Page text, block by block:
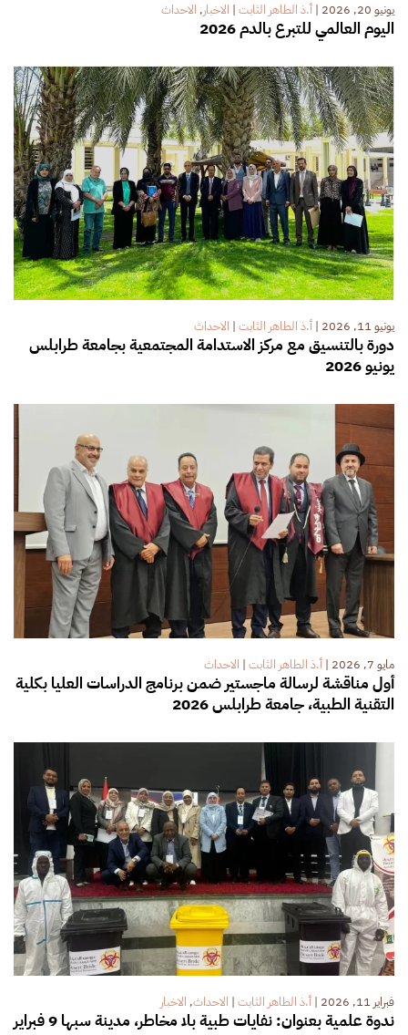
يونيو 20, 2026 | أ.ذ الطاهر الثابت | الاخبار, الاحداث
اليوم العالمي للتبرع بالدم 2026
يونيو 11, 2026 | أ.ذ الطاهر الثابت | الاحداث
دورة بالتنسيق مع مركز الاستدامة المجتمعية بجامعة طرابلس
يونيو 2026
مايو 7, 2026 | أ.ذ الطاهر الثابت | الاحداث
أول مناقشة لرسالة ماجستير ضمن برنامج الدراسات العليا بكلية
التقنية الطبية، جامعة طرابلس 2026
فبراير 11, 2026 | أ.ذ الطاهر الثابت | الاحداث, الاخبار
ندوة علمية بعنوان: نفايات طبية بلا مخاطر، مدينة سبها 9 فبراير